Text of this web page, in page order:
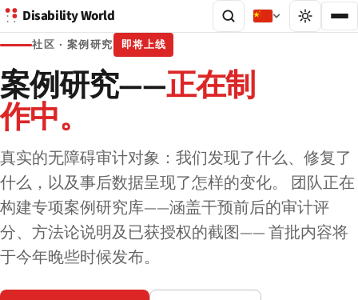
Disability World
社区 · 案例研究 即将上线
案例研究——正在制
作中。
真实的无障碍审计对象：我们发现了什么、修复了
什么，以及事后数据呈现了怎样的变化。 团队正在
构建专项案例研究库——涵盖干预前后的审计评
分、方法论说明及已获授权的截图—— 首批内容将
于今年晚些时候发布。